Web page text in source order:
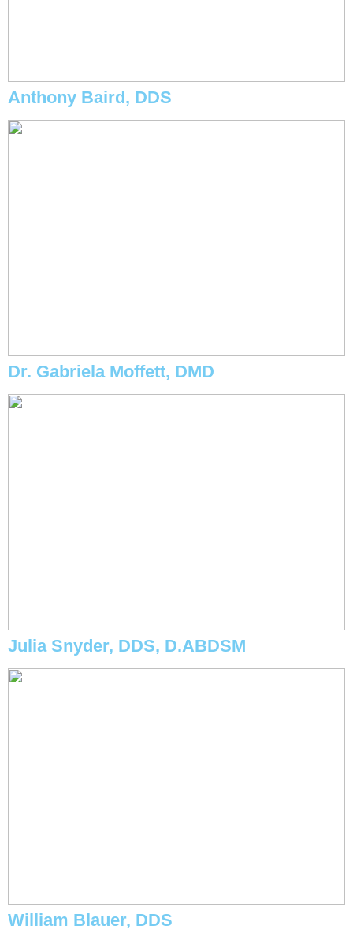
Anthony Baird, DDS
Dr. Gabriela Moffett, DMD
Julia Snyder, DDS, D.ABDSM
William Blauer, DDS